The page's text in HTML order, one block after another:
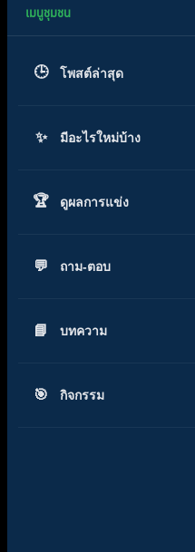
โพสต์ล่าสุด
มีอะไรใหม่บ้าง
ดูผลการแข่ง
ถาม-ตอบ
บทความ
กิจกรรม